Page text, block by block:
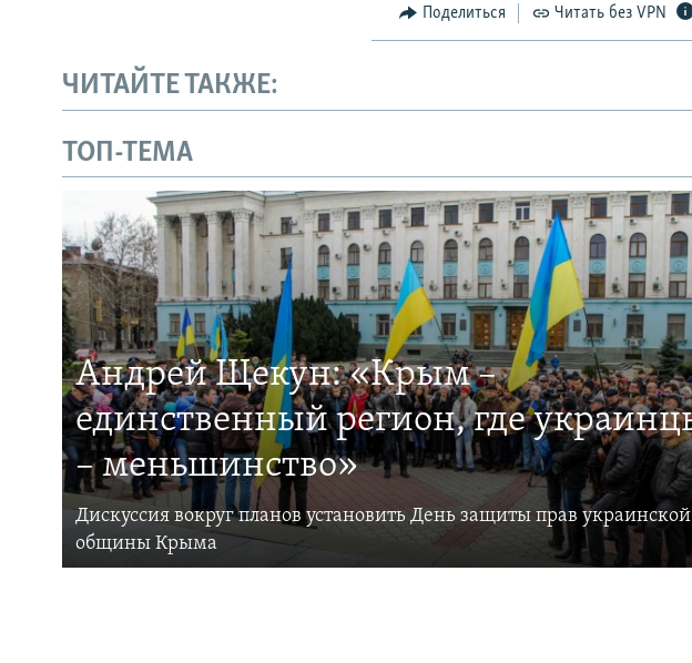
Поделиться Читать без VPN
ЧИТАЙТЕ ТАКЖЕ:
ТОП-ТЕМА
Андрей Щекун: «Крым –
единственный регион, где
– меньшинство»
Дискуссия вокруг планов установить День защиты прав украинской
общины Крыма